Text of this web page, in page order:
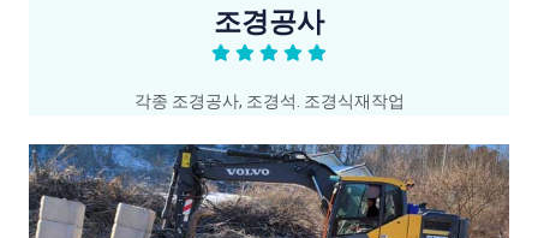
조경공사
각종 조경공사, 조경석. 조경식재작업